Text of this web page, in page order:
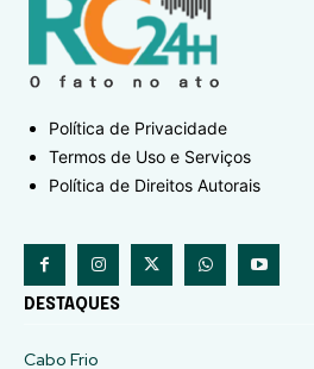
Política de Privacidade
Termos de Uso e Serviços
Política de Direitos Autorais
DESTAQUES
Cabo Frio